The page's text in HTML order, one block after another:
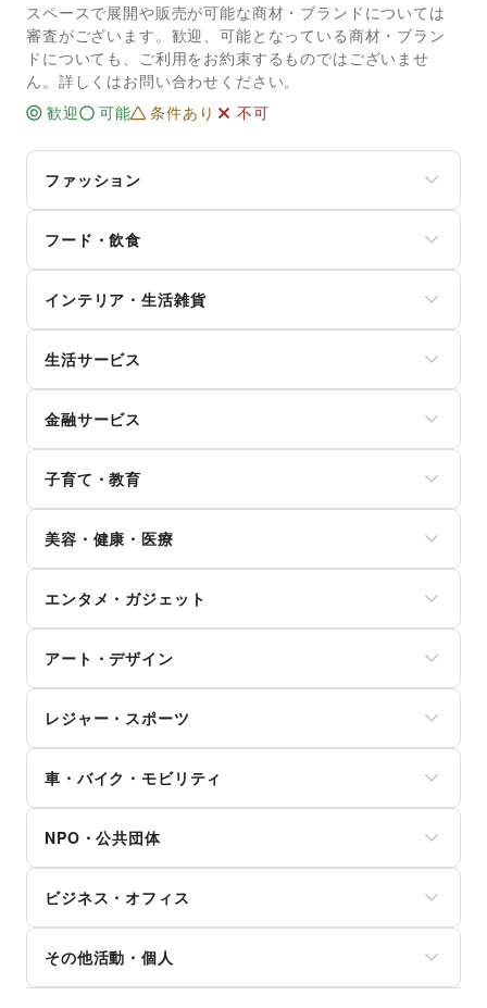
スペースで展開や販売が可能な商材・ブランドについては
審査がございます。歓迎、可能となっている商材・ブラン
ドについても、ご利用をお約束するものではございませ
ん。詳しくはお問い合わせください。
歓迎
可能 条件あり 不可
ファッション
レディースファッション
ユニセックス
インナー・ルームウェア
キッズ・ベビー・マタニティ
スポーツ
シーズナルウェア
腕時計
靴
バッグ・革小物
ファッション雑貨
和服・着物
古着
その他ファッション
フード・飲食
和菓子
パン
お弁当・惣菜
軽食・ホットスナック
コーヒー・紅茶
その他飲料
食材・調味料
物産展・マルシェ
キッチンカー・移動販売
野菜・果物・生鮮食品
その他フード・飲食
インテリア・生活雑貨
寝具・ベッド
家具・家電
キッチン雑貨・調理器具
掃除用品・生活便利品
文房具
手芸・ハンドメイド
花・盆栽・ドライフラワー
犬・猫・ペット
日用雑貨
食器・陶磁器
その他インテリア・生活雑貨
生活サービス
インターネット・プロバイダ
電気・ガス
ウォーターサーバー
ハウスクリーニング・家事代行
定期宅配
リサイクル雑貨・古本
冠婚葬祭
資格・習い事
リフォーム
住宅（購入・賃貸）
たばこ
修理・メンテナンス
就職・転職・求人
金融サービス
保険
銀行
住宅ローン
証券・FX
不動産投資
その他金融サービス
子育て・教育
ランドセル
学習教材・通信教育
子供向け教室・レッスン
塾・家庭教師
おもちゃ・絵本
その他子育て・教育
美容・健康・医療
ダイエット・健康グッズ
美容・コスメ・香水
ヘアケア・シャンプー
美容家電
ヘアサロン・ネイルサロン
マッサージ・整体
女性用品・フェムテック
コンタクトレンズ
医療・医薬品
その他美容・健康
エンタメ・ガジェット
スマホアクセサリー
ガジェット
ゲーム
アニメ
コミック・マンガ
アイドル・芸能人
CD・DVD・本・雑誌
Webメディア・アプリ
テレビ・ドラマ
映画
音楽・ライブ
演劇
占い
アート・デザイン
写真・イラストレーション
立体作品・彫刻
その他アート・デザイン
レジャー・スポーツ
キャンプ・アウトドア
野球
サッカー
バスケットボール
ゴルフ
その他レジャー・スポーツ
車・バイク・モビリティ
バイク・オートバイ
自転車・ロードバイク
マイクロモビリティ
その他車・バイク・モビリティ
NPO・公共団体
外国団体・大使館
募金・寄付
NPO・ボランティア活動
その他NPO・公共団体
ビジネス・オフィス
オフィス家具・OA機器
イベント企画・運営
その他活動・個人